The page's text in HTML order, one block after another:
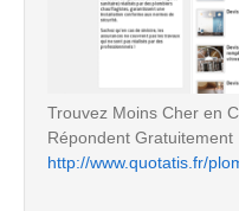
Trouvez Moins Cher en
Répondent Gratuitement
http://www.quotatis.fr/